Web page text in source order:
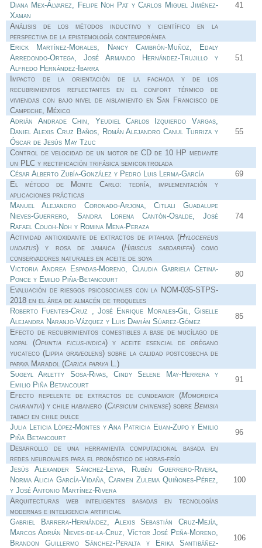
Diana Mex-Álvarez, Felipe Noh Pat y Carlos Miguel Jiménez-
Xaman
41
Análisis de los métodos inductivo y científico en la
perspectiva de la epistemología contemporánea
Erick Martínez-Morales, Nancy Cambrón-Muñoz, Edaly
Arredondo-Ortega, José Armando Hernández-Trujillo y
Alfredo Hernández-Ibarra
51
Impacto de la orientación de la fachada y de los
recubrimientos reflectantes en el confort térmico de
viviendas con bajo nivel de aislamiento en San Francisco de
Campeche, México
Adrián Andrade Chin, Yeudiel Carlos Izquierdo Vargas,
Daniel Alexis Cruz Baños, Román Alejandro Canul Turriza y
Óscar de Jesús May Tzuc
55
Control de velocidad de un motor de CD de 10 HP mediante
un PLC y rectificación trifásica semicontrolada
César Alberto Zubía-González y Pedro Luis Lerma-García
69
El método de Monte Carlo: teoría, implementación y
aplicaciones prácticas
Manuel Alejandro Coronado-Arjona, Citlali Guadalupe
Nieves-Guerrero, Sandra Lorena Cantón-Osalde, José
Rafael Couoh-Noh y Romina Mena-Peraza
74
Actividad antioxidante de extractos de pitahaya (Hylocereus
undatus) y rosa de jamaica (Hibiscus sabdariffa) como
conservadores naturales en aceite de soya
Victoria Andrea Espadas-Moreno, Claudia Gabriela Cetina-
Ponce y Emilio Piña-Betancourt
80
Evaluación de riesgos psicosociales con la NOM-035-STPS-
2018 en el área de almacén de troqueles
Roberto Fuentes-Cruz , José Enrique Morales-Gil, Giselle
Alejandra Naranjo-Vázquez y Luis Damián Súarez-Gómez
85
Efecto de recubrimientos comestibles a base de mucílago de
nopal (Opuntia ficus-indica) y aceite esencial de orégano
yucateco (Lippia graveolens) sobre la calidad postcosecha de
papaya Maradol (Carica papaya L.)
Sugeyl Arletty Sosa-Rivas, Cindy Selene May-Herrera y
Emilio Piña Betancourt
91
Efecto repelente de extractos de cundeamor (Momordica
charantia) y chile habanero (Capsicum chinense) sobre Bemisia
tabaci en chile dulce
Julia Leticia López-Montes y Ana Patricia Euan-Zupo y Emilio
Piña Betancourt
96
Desarrollo de una herramienta computacional basada en
redes neuronales para el pronóstico de horas-frío
Jesús Alexander Sánchez-Leyva, Rubén Guerrero-Rivera,
Norma Alicia García-Vidaña, Carmen Zulema Quiñones-Pérez,
y José Antonio Martínez-Rivera
100
Arquitecturas web inteligentes basadas en tecnologías
modernas e inteligencia artificial
Gabriel Barrera-Hernández, Alexis Sebastián Cruz-Mejía,
Marcos Adrián Nieves-de-la-Cruz, Víctor José Peña-Moreno,
Brandon Guillermo Sánchez-Peralta y Erika Santibáñez-
106